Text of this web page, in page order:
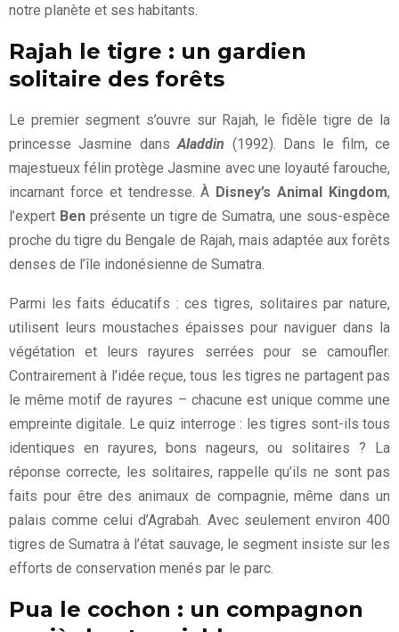
notre planète et ses habitants.
Rajah le tigre : un gardien
solitaire des forêts
Le premier segment s’ouvre sur Rajah, le fidèle tigre de la
princesse Jasmine dansAladdin (1992). Dans le film, ce
majestueux félin protège Jasmine avec une loyauté farouche,
incarnant force et tendresse. À Disney’s Animal Kingdom,
l’expert Benprésente un tigre de Sumatra, une sous-espèce
proche du tigre du Bengale de Rajah, mais adaptée aux forêts
denses de l’île indonésienne de Sumatra.
Parmi les faits éducatifs : ces tigres, solitaires par nature,
utilisent leurs moustaches épaisses pour naviguer dans la
végétation et leurs rayures serrées pour se camoufler.
Contrairement à l’idée reçue, tous les tigres ne partagent pas
le même motif de rayures – chacune est unique comme une
empreinte digitale. Le quiz interroge : les tigres sont-ils tous
identiques en rayures, bons nageurs, ou solitaires ? La
réponse correcte, les solitaires, rappelle qu’ils ne sont pas
faits pour être des animaux de compagnie, même dans un
palais comme celui d’Agrabah. Avec seulement environ 400
tigres de Sumatra à l’état sauvage, le segment insiste sur les
efforts de conservation menés par le parc.
Pua le cochon : un compagnon